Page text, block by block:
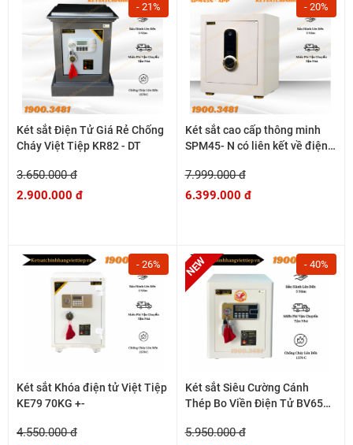
- 21%
Két sắt Điện Tử Giá Rẻ Chống
Cháy Việt Tiệp KR82 - DT
3.650.000 đ
2.900.000 đ
- 20%
Két sắt cao cấp thông minh
SPM45- N có liên kết về điện
7.999.000 đ
6.399.000 đ
- 26%
Két sắt Khóa điện tử Việt Tiệp
KE79 70KG +-
4.550.000 đ
- 40%
Két sắt Siêu Cường Cánh
Thép Bo Viền Điện Tử BV65
5.950.000 đ